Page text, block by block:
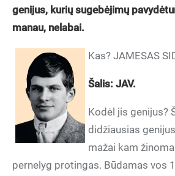
genijus, kurių sugebėjimų
manau, nelabai.
Kas? JAMESAS
Šalis: JAV.
Kodėl jis genijus?
didžiausias
mažai kam
pernelyg protingas. Būdamas vos